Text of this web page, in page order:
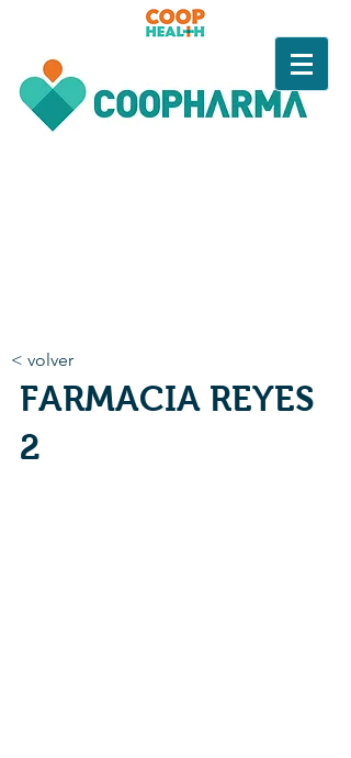
< volver
FARMACIA REYES
2